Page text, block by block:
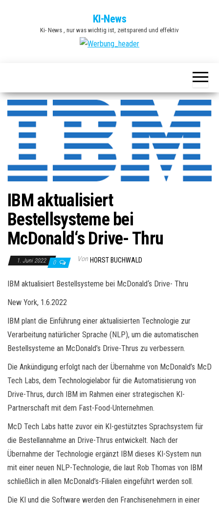
KI-News
Ki- News , nur was wichtig ist, zeitsparend und effektiv
IBM aktualisiert
Bestellsysteme bei
McDonald‘s Drive- Thru
1. Juni 2022 0 Von HORST BUCHWALD
IBM aktualisiert Bestellsysteme bei McDonald‘s Drive- Thru
New York, 1.6.2022
IBM plant die Einführung einer aktualisierten Technologie zur
Verarbeitung natürlicher Sprache (NLP), um die automatischen
Bestellsysteme an McDonald’s Drive-Thrus zu verbessern.
Die Ankündigung erfolgt nach der Übernahme von McDonald’s McD
Tech Labs, dem Technologielabor für die Automatisierung von
Drive-Thrus, durch IBM im Rahmen einer strategischen KI-
Partnerschaft mit dem Fast-Food-Unternehmen.
McD Tech Labs hatte zuvor ein KI-gestütztes Sprachsystem für
die Bestellannahme an Drive-Thrus entwickelt. Nach der
Übernahme der Technologie ergänzt IBM dieses KI-System nun
mit einer neuen NLP-Technologie, die laut Rob Thomas von IBM
schließlich in allen McDonald’s-Filialen eingeführt werden soll.
Die KI und die Software werden den Franchisenehmern in einer